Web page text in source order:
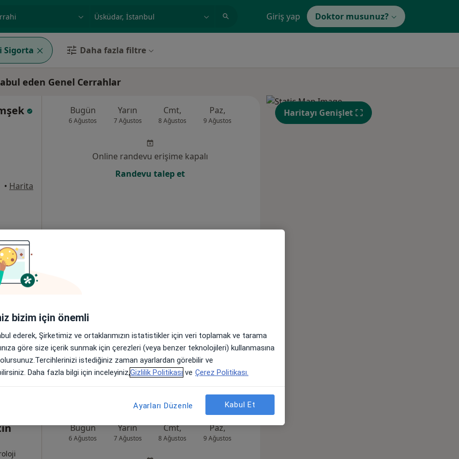
ilgi alanı ve hastalık, isimörnek: İstanbul Giriş yap Doktor musunuz?
Sigorta Daha fazla filtre
eden Genel Cerrahlar
• Harita
Bugün
6 Ağustos
Yarın
7 Ağustos
Cmt,
8 Ağustos
Paz,
9 Ağustos 10 Ağustos
Sal,
11 Ağustos
Çar,
12 Ağustos
Online randevu erişime kapalı
Randevu talep et
Randevu talep et
Bugün
6 Ağustos
Yarın
7 Ağustos
Cmt,
8 Ağustos
Paz,
9 Ağustos
Pzt,
Haritayı Genişlet
bizim için önemli
ederek, Şirketimiz ve ortaklarımızın istatistikler için veri toplamak ve tarama
göre size içerik sunmak için çerezleri (veya benzer teknolojileri) kullanmasına
istediğiniz zaman ayarlardan görebilir ve
Daha fazla bilgi için inceleyiniz,Gizlilik Politikası ve Çerez Politikası.
Ayarları Düzenle Kabul Et